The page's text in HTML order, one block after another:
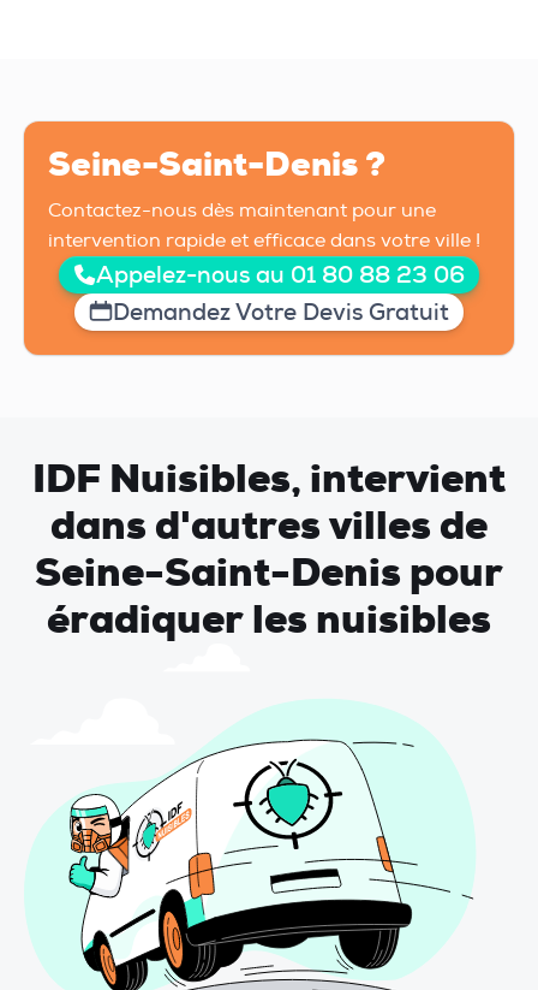
Seine-Saint-Denis ?
Contactez-nous dès maintenant pour une
intervention rapide et efficace dans votre ville !
Appelez-nous au 01 80 88 23 06
Demandez Votre Devis Gratuit
IDF Nuisibles, intervient
dans d'autres villes de
Seine-Saint-Denis pour
éradiquer les nuisibles